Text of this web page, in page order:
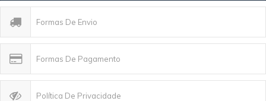
Formas De Envio
Formas De Pagamento
Política De Privacidade